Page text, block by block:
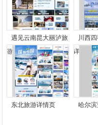
遇见云南昆大丽泸旅
游...
川西
详...
东北旅游详情页 哈尔